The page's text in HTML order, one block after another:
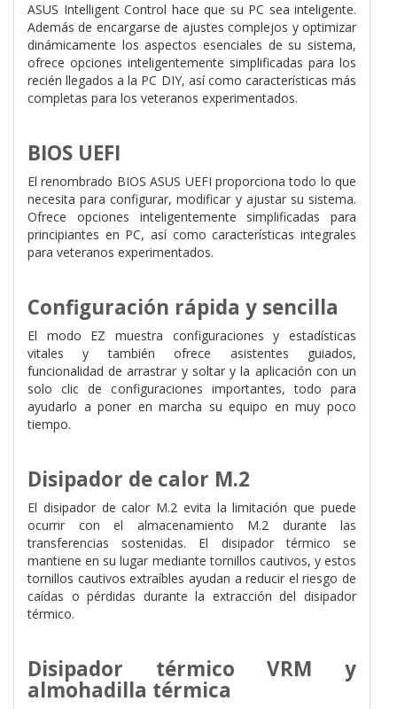
ASUS Intelligent Control hace que su PC sea inteligente.
Además de encargarse de ajustes complejos y optimizar
dinámicamente los aspectos esenciales de su sistema,
ofrece opciones inteligentemente simplificadas para los
recién llegados a la PC DIY, así como características más
completas para los veteranos experimentados.
BIOS UEFI
El renombrado BIOS ASUS UEFI proporciona todo lo que
necesita para configurar, modificar y ajustar su sistema.
Ofrece opciones inteligentemente simplificadas para
principiantes en PC, así como características integrales
para veteranos experimentados.
Configuración rápida y sencilla
El modo EZ muestra configuraciones y estadísticas
vitales y también ofrece asistentes guiados,
funcionalidad de arrastrar y soltar y la aplicación con un
solo clic de configuraciones importantes, todo para
ayudarlo a poner en marcha su equipo en muy poco
tiempo.
Disipador de calor M.2
El disipador de calor M.2 evita la limitación que puede
ocurrir con el almacenamiento M.2 durante las
transferencias sostenidas. El disipador térmico se
mantiene en su lugar mediante tornillos cautivos, y estos
tornillos cautivos extraíbles ayudan a reducir el riesgo de
caídas o pérdidas durante la extracción del disipador
térmico.
Disipador térmico VRM y
almohadilla térmica